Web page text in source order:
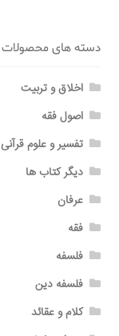
دسته های محصولات
اخلاق و تربیت
اصول فقه
تفسیر و علوم قرآنی
دیگر کتاب ها
عرفان
فقه
فلسفه
فلسفه دین
کلام و عقائد